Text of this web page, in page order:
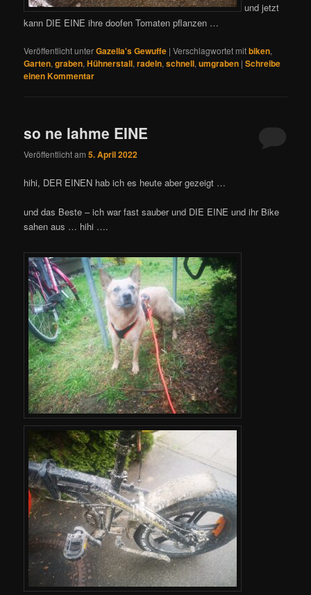
und jetzt
kann DIE EINE ihre doofen Tomaten pflanzen …
Veröffentlicht unterGazella's Gewuffe |Verschlagwortet mitbiken,
Garten,graben,Hühnerstall,radeln,schnell,umgraben |Schreibe
einen Kommentar
so ne lahme EINE
Veröffentlicht am5. April 2022
hihi, DER EINEN hab ich es heute aber gezeigt …
und das Beste – ich war fast sauber und DIE EINE und ihr Bike
sahen aus … hihi ….